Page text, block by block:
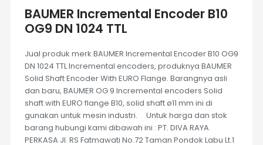
BAUMER Incremental Encoder B10
OG9 DN 1024 TTL
Jual produk merk BAUMER Incremental Encoder B10 OG9
DN 1024 TTL Incremental encoders, produknya BAUMER
Solid Shaft Encoder With EURO Flange. Barangnya asli
dan baru, BAUMER OG 9 Incremental encoders Solid
shaft with EURO flange B10, solid shaft ø11 mm ini di
gunakan untuk mesin industri. Untuk harga dan stok
barang hubungi kami dibawah ini : PT. DIVA RAYA
PERKASA Jl. RS Fatmawati No.72 Taman Pondok Labu Lt.1